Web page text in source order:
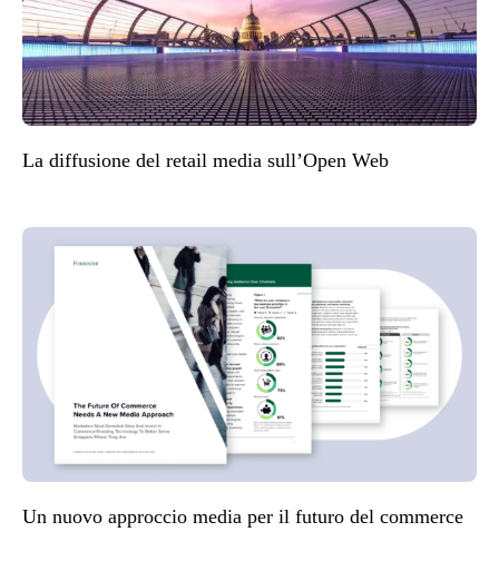
La diffusione del retail media sull’Open Web
Un nuovo approccio media per il futuro del commerce